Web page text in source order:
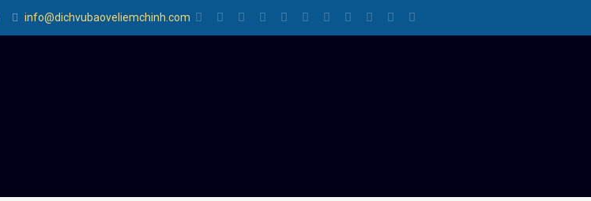
info@dichvubaoveliemchinh.com